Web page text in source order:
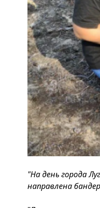
"На день города
направлена